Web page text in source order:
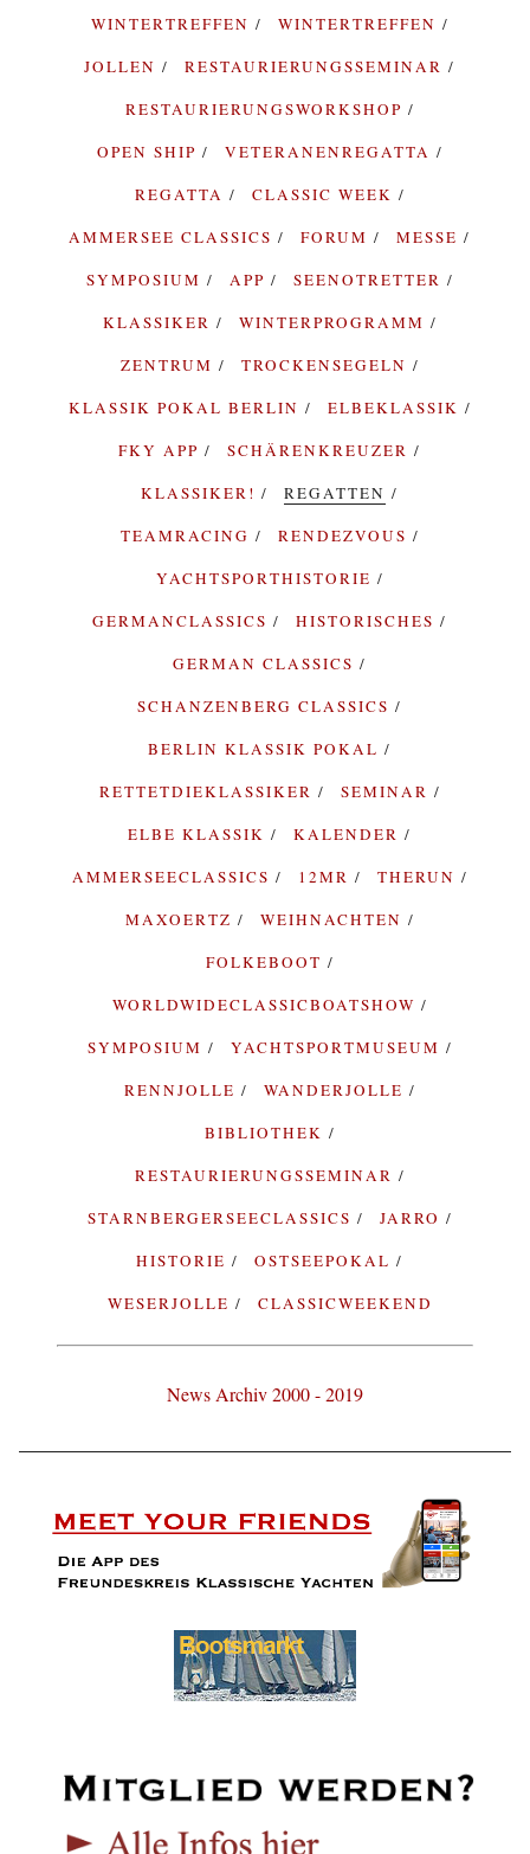
WINTERTREFFEN
WINTERTREFFEN
JOLLEN
RESTAURIERUNGSSEMINAR
RESTAURIERUNGSWORKSHOP
OPEN SHIP
VETERANENREGATTA
REGATTA
CLASSIC WEEK
AMMERSEE CLASSICS
FORUM
MESSE
SYMPOSIUM
APP
SEENOTRETTER
KLASSIKER
WINTERPROGRAMM
ZENTRUM
TROCKENSEGELN
KLASSIK POKAL BERLIN
ELBEKLASSIK
FKY APP
SCHÄRENKREUZER
KLASSIKER!
REGATTEN
TEAMRACING
RENDEZVOUS
YACHTSPORTHISTORIE
GERMANCLASSICS
HISTORISCHES
GERMAN CLASSICS
SCHANZENBERG CLASSICS
BERLIN KLASSIK POKAL
RETTETDIEKLASSIKER
SEMINAR
ELBE KLASSIK
KALENDER
AMMERSEECLASSICS
12MR
THERUN
MAXOERTZ
WEIHNACHTEN
FOLKEBOOT
WORLDWIDECLASSICBOATSHOW
SYMPOSIUM
YACHTSPORTMUSEUM
RENNJOLLE
WANDERJOLLE
BIBLIOTHEK
RESTAURIERUNGSSEMINAR
STARNBERGERSEECLASSICS
JARRO
HISTORIE
OSTSEEPOKAL
WESERJOLLE
CLASSICWEEKEND
News Archiv 2000 - 2019